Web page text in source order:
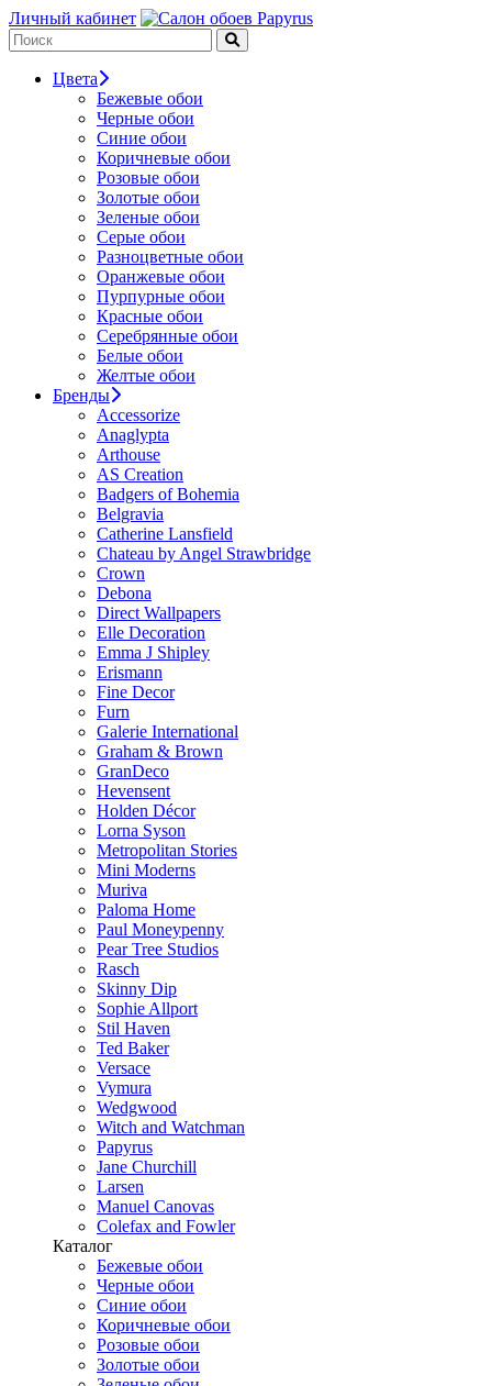
Личный кабинет
Цвета
Бежевые обои
Черные обои
Синие обои
Коричневые обои
Розовые обои
Золотые обои
Зеленые обои
Серые обои
Разноцветные обои
Оранжевые обои
Пурпурные обои
Красные обои
Серебрянные обои
Белые обои
Желтые обои
Бренды
Accessorize
Anaglypta
Arthouse
AS Creation
Badgers of Bohemia
Belgravia
Catherine Lansfield
Chateau by Angel Strawbridge
Crown
Debona
Direct Wallpapers
Elle Decoration
Emma J Shipley
Erismann
Fine Decor
Furn
Galerie International
Graham & Brown
GranDeco
Hevensent
Holden Décor
Lorna Syson
Metropolitan Stories
Mini Moderns
Muriva
Paloma Home
Paul Moneypenny
Pear Tree Studios
Rasch
Skinny Dip
Sophie Allport
Stil Haven
Ted Baker
Versace
Vymura
Wedgwood
Witch and Watchman
Papyrus
Jane Churchill
Larsen
Manuel Canovas
Colefax and Fowler
Каталог
Бежевые обои
Черные обои
Синие обои
Коричневые обои
Розовые обои
Золотые обои